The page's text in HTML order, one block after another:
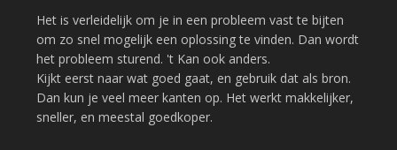
Het is verleidelijk om je in een probleem vast te bijten
om zo snel mogelijk een oplossing te vinden. Dan wordt
het probleem sturend. 't Kan ook anders.
Kijkt eerst naar wat goed gaat, en gebruik dat als bron.
Dan kun je veel meer kanten op. Het werkt makkelijker,
sneller, en meestal goedkoper.